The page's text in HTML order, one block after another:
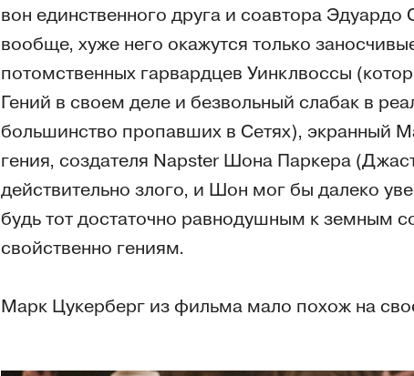
вон единственного друга и соавтора
вообще, хуже него окажутся только
потомственных гарвардцев Уинклвоссы
Гений в своем деле и безвольный слабак в
большинство пропавших в Сетях), экранный
гения, создателя Napster Шона Паркера
действительно злого, и Шон мог бы далеко
будь тот достаточно равнодушным к земным
свойственно гениям.
Марк Цукерберг из фильма мало похож на